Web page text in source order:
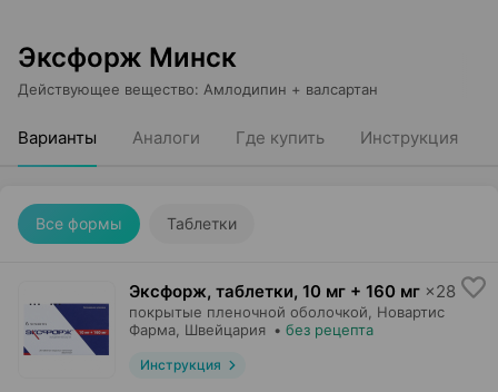
Эксфорж Минск
Действующее вещество: Амлодипин + валсартан
Варианты Аналоги Где купить Инструкция
Все формы Таблетки
Эксфорж, таблетки, 10 мг + 160 мг ×28
покрытые пленочной оболочкой,
Новартис
Фарма , Швейцария • без рецепта
Инструкция